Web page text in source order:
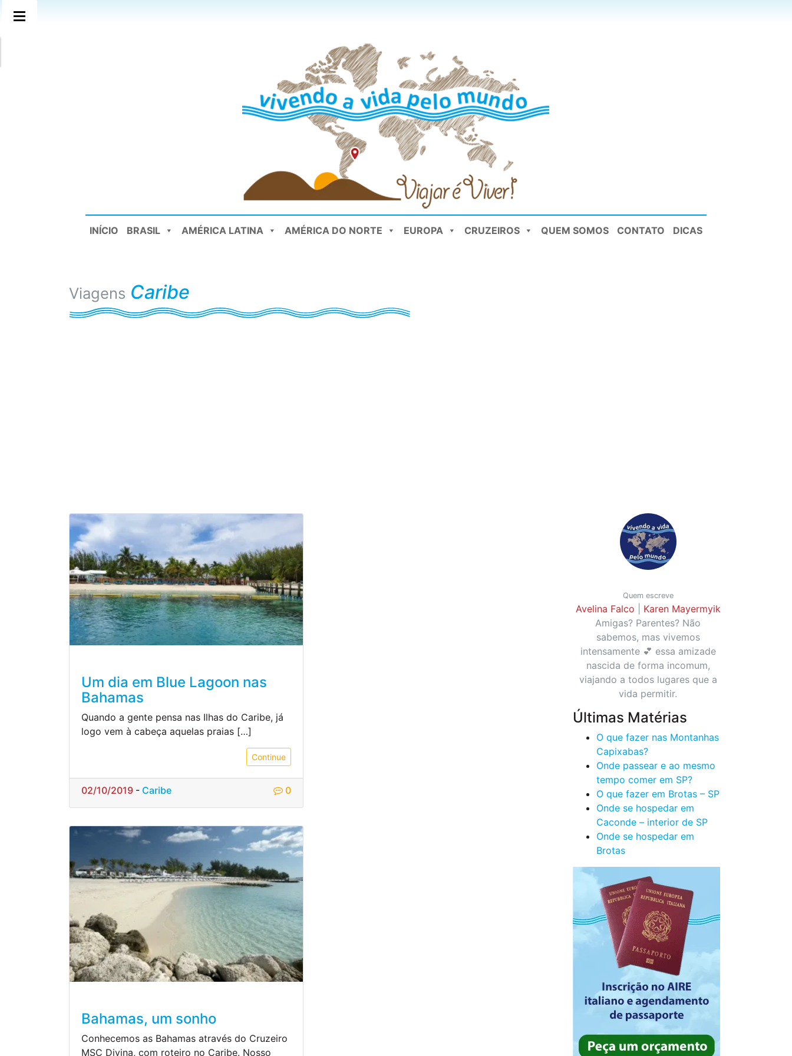
INÍCIO BRASIL AMÉRICA LATINA AMÉRICA DO NORTE EUROPA CRUZEIROS QUEM SOMOS CONTATO DICAS
Viagens Caribe
Um dia em Blue Lagoon nas
Bahamas
Quando a gente pensa nas Ilhas do Caribe, já
logo vem à cabeça aquelas praias […]
Continue
02/10/2019 - Caribe 0
Bahamas, um sonho
Conhecemos as Bahamas através do Cruzeiro
MSC Divina, com roteiro no Caribe. Nosso
Quem escreve
Avelina Falco
Karen Mayermyik
Amigas? Parentes? Não
sabemos, mas vivemos
intensamente 💕 essa amizade
nascida de forma incomum,
viajando a todos lugares que a
vida permitir.
Últimas Matérias
O que fazer nas Montanhas
Capixabas?
Onde passear e ao mesmo
tempo comer em SP?
O que fazer em Brotas – SP
Onde se hospedar em
Caconde – interior de SP
Onde se hospedar em
Brotas